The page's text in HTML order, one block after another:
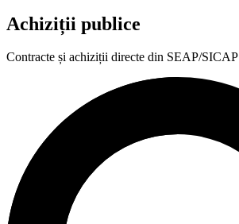
Achiziții publice
Contracte și achiziții directe din SEAP/SICAP